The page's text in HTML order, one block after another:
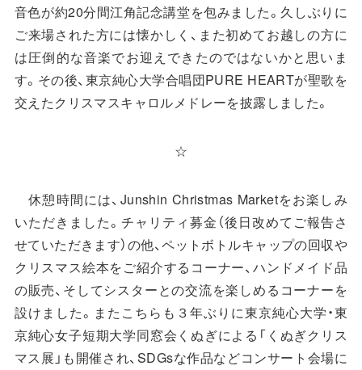
音色が約20分間江角記念講堂を包みました。久しぶりに
ご来場された方には懐かしく、また初めてお越しの方に
は圧倒的な音楽でお迎えできたのではないかと思いま
す。その後、東京純心大学合唱団PURE HEARTが聖歌を
交えたクリスマスキャロルメドレーを披露しました。
☆
休憩時間には、Junshin Christmas Marketをお楽しみ
いただきました。チャリティ募金（後日改めてご報告さ
せていただきます）の他、ペットボトルキャップの回収や
クリスマス絵本をご紹介するコーナー、ハンドメイド品
の販売、そしてシスターとの交流を楽しめるコーナーを
設けました。またこちらも３年ぶりに東京純心大学・東
京純心女子短期大学同窓会くぬぎによる「くぬぎクリス
マス展」も開催され、SDGsな作品などコンサート会場に